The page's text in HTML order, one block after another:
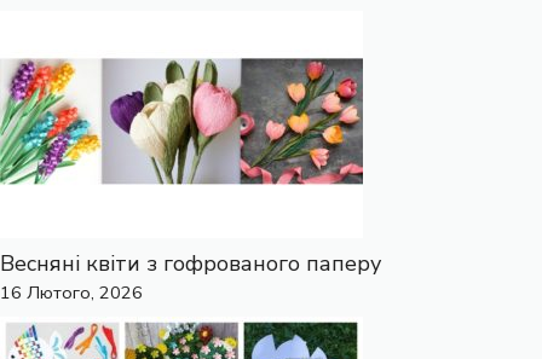
Весняні квіти з гофрованого паперу
16 Лютого, 2026